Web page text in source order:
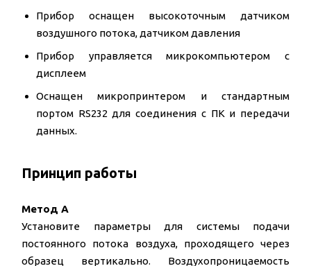
Прибор оснащен высокоточным датчиком
воздушного потока, датчиком давления
Прибор управляется микрокомпьютером с
дисплеем
Оснащен микропринтером и стандартным
портом RS232 для соединения с ПК и передачи
данных.
Принцип работы
Метод A
Установите параметры для системы подачи
постоянного потока воздуха, проходящего через
образец вертикально. Воздухопроницаемость